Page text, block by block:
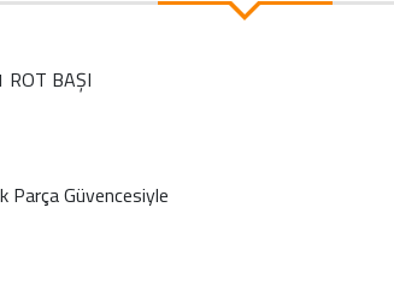
ROT BAŞI
Parça Güvencesiyle